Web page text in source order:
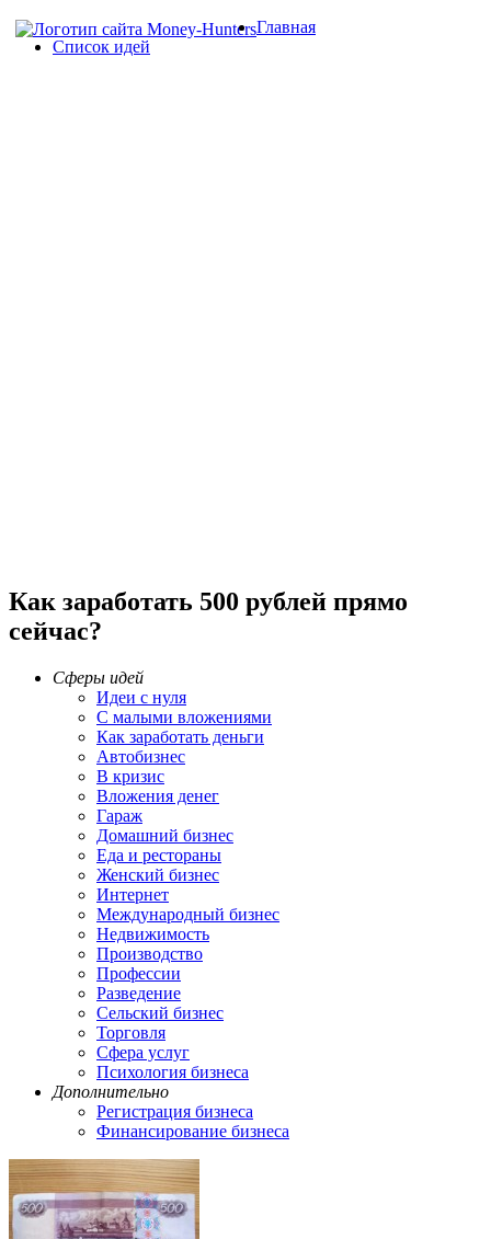
Главная
Список идей
Как заработать 500 рублей прямо
сейчас?
Сферы идей
Идеи с нуля
С малыми вложениями
Как заработать деньги
Автобизнес
В кризис
Вложения денег
Гараж
Домашний бизнес
Еда и рестораны
Женский бизнес
Интернет
Международный бизнес
Недвижимость
Производство
Профессии
Разведение
Сельский бизнес
Торговля
Сфера услуг
Психология бизнеса
Дополнительно
Регистрация бизнеса
Финансирование бизнеса